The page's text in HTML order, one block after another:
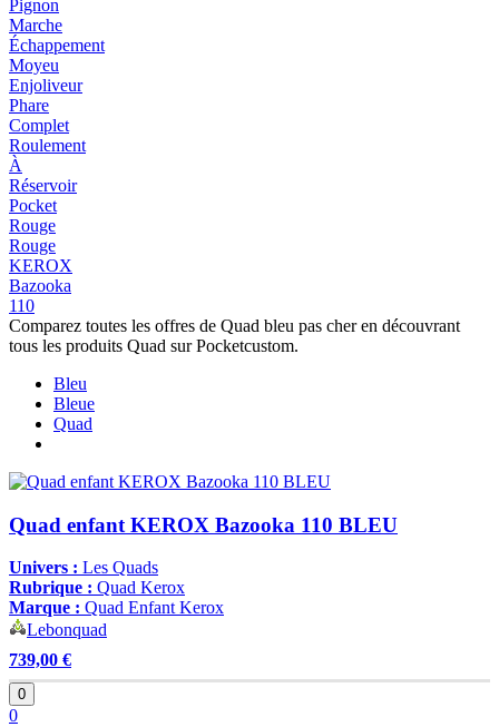
Pignon
Marche
Échappement
Moyeu
Enjoliveur
Phare
Complet
Roulement
À
Réservoir
Pocket
Rouge
Rouge
KEROX
Bazooka
110
Comparez toutes les offres de Quad bleu pas cher en découvrant
tous les produits Quad sur Pocketcustom.
Bleu
Bleue
Quad
Quad enfant KEROX Bazooka 110 BLEU
Univers : Les Quads
Rubrique : Quad Kerox
Marque : Quad Enfant Kerox
Lebonquad
739,00 €
0
0